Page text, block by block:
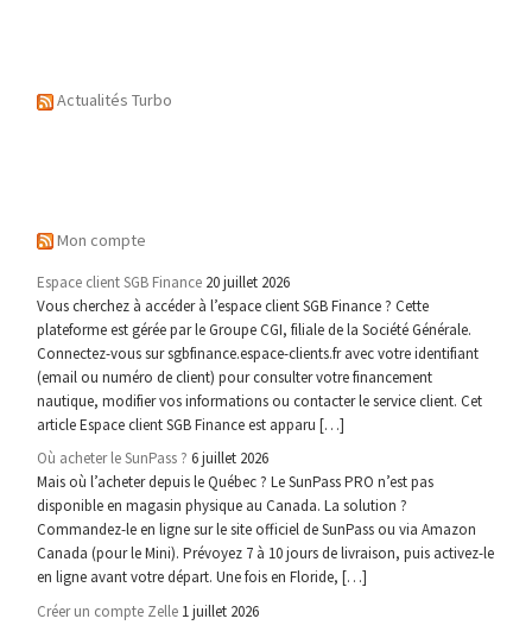
Actualités Turbo
Mon compte
Espace client SGB Finance 20 juillet 2026
Vous cherchez à accéder à l’espace client SGB Finance ? Cette
plateforme est gérée par le Groupe CGI, filiale de la Société Générale.
Connectez-vous sur sgbfinance.espace-clients.fr avec votre identifiant
(email ou numéro de client) pour consulter votre financement
nautique, modifier vos informations ou contacter le service client. Cet
article Espace client SGB Finance est apparu […]
Où acheter le SunPass ? 6 juillet 2026
Mais où l’acheter depuis le Québec ? Le SunPass PRO n’est pas
disponible en magasin physique au Canada. La solution ?
Commandez-le en ligne sur le site officiel de SunPass ou via Amazon
Canada (pour le Mini). Prévoyez 7 à 10 jours de livraison, puis activez-le
en ligne avant votre départ. Une fois en Floride, […]
Créer un compte Zelle 1 juillet 2026